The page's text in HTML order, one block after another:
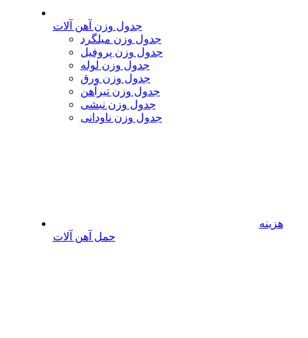
جدول وزن آهن آلات
جدول وزن میلگرد
جدول وزن پروفیل
جدول وزن لوله
جدول وزن ورق
جدول وزن تیرآهن
جدول وزن نبشی
جدول وزن ناودانی
هزینه
حمل آهن آلات